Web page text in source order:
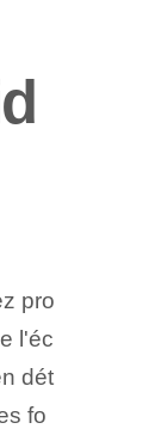
pro
l'éc
dét
fo